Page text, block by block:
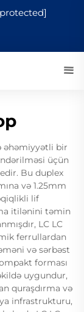
əhəmiyyətli bir
üçün
Bu duplex
və 1.25mm
lif
itilənini təmin
LC LC
ferrullardan
və sərbəst
forması
uygundur,
quraşdırma və
infrastrukturu,